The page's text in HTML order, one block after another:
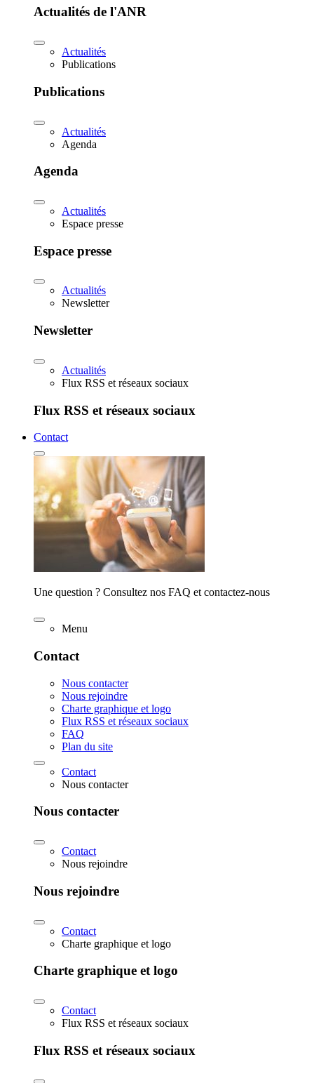
Actualités de l'ANR
Actualités
Publications
Publications
Actualités
Agenda
Agenda
Actualités
Espace presse
Espace presse
Actualités
Newsletter
Newsletter
Actualités
Flux RSS et réseaux sociaux
Flux RSS et réseaux sociaux
Contact
Une question ? Consultez nos FAQ et contactez-nous
Menu
Contact
Nous contacter
Nous rejoindre
Charte graphique et logo
Flux RSS et réseaux sociaux
FAQ
Plan du site
Contact
Nous contacter
Nous contacter
Contact
Nous rejoindre
Nous rejoindre
Contact
Charte graphique et logo
Charte graphique et logo
Contact
Flux RSS et réseaux sociaux
Flux RSS et réseaux sociaux